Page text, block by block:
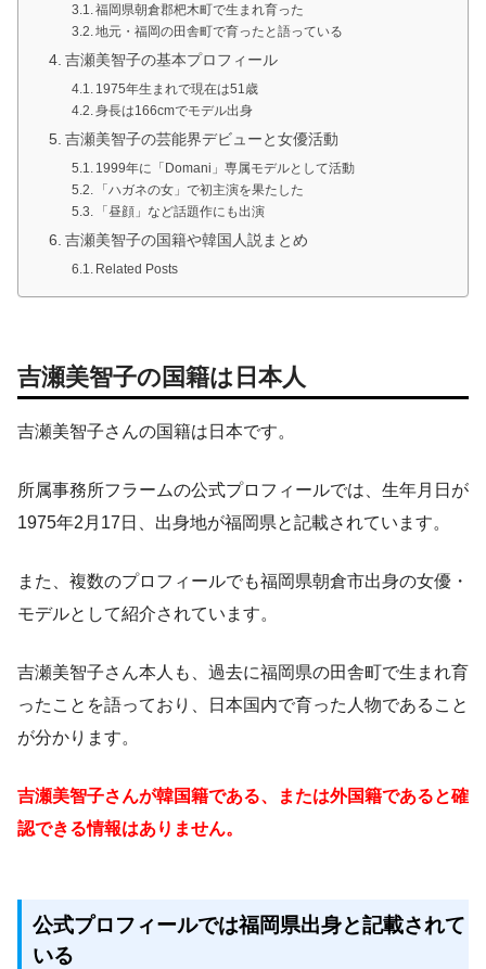
福岡県朝倉郡杷木町で生まれ育った
地元・福岡の田舎町で育ったと語っている
吉瀬美智子の基本プロフィール
1975年生まれで現在は51歳
身長は166cmでモデル出身
吉瀬美智子の芸能界デビューと女優活動
1999年に「Domani」専属モデルとして活動
「ハガネの女」で初主演を果たした
「昼顔」など話題作にも出演
吉瀬美智子の国籍や韓国人説まとめ
Related Posts
吉瀬美智子の国籍は日本人
吉瀬美智子さんの国籍は日本です。
所属事務所フラームの公式プロフィールでは、生年月日が
1975年2月17日、出身地が福岡県と記載されています。
また、複数のプロフィールでも福岡県朝倉市出身の女優・
モデルとして紹介されています。
吉瀬美智子さん本人も、過去に福岡県の田舎町で生まれ育
ったことを語っており、日本国内で育った人物であること
が分かります。
吉瀬美智子さんが韓国籍である、または外国籍であると確
認できる情報はありません。
公式プロフィールでは福岡県出身と記載されて
いる